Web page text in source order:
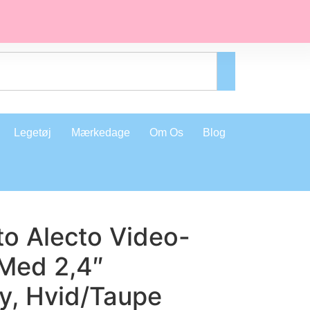
Legetøj Mærkedage Om Os Blog
Alecto Video-
2,4″
Hvid/Taupe